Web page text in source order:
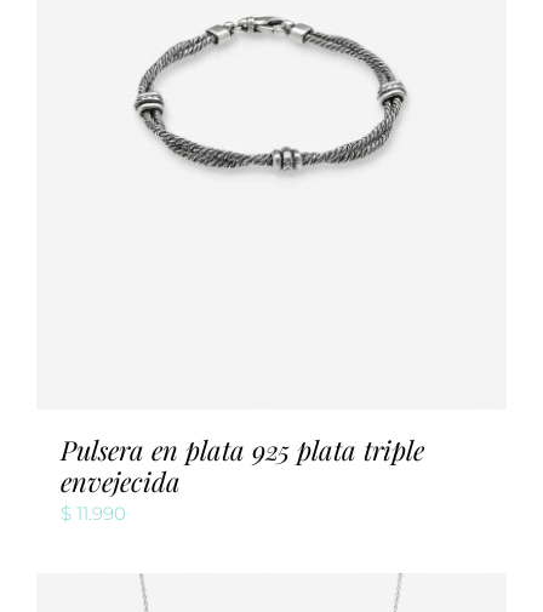
Pulsera en plata 925 plata triple
envejecida
$ 11.990